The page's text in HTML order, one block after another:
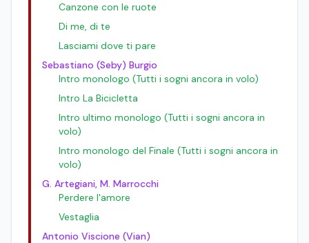
Canzone con le ruote
Di me, di te
Lasciami dove ti pare
Sebastiano (Seby) Burgio
Intro monologo (Tutti i sogni ancora in volo)
Intro La Bicicletta
Intro ultimo monologo (Tutti i sogni ancora in
volo)
Intro monologo del Finale (Tutti i sogni ancora in
volo)
G. Artegiani, M. Marrocchi
Perdere l'amore
Vestaglia
Antonio Viscione (Vian)